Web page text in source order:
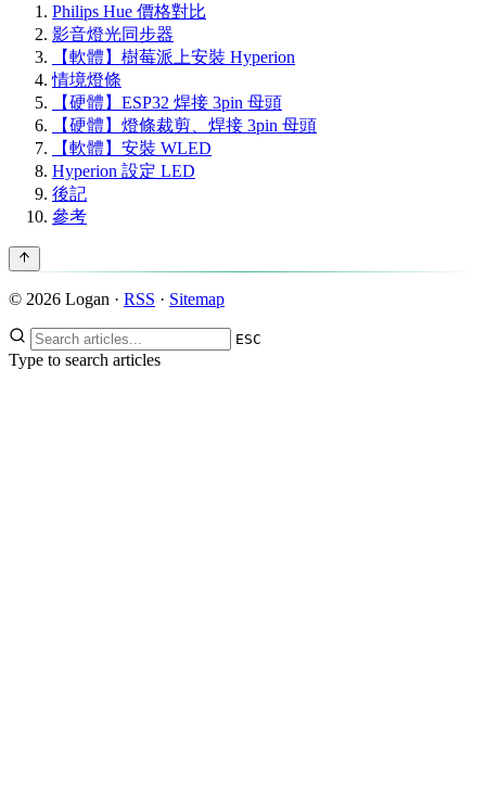
Philips Hue 價格對比
影音燈光同步器
【軟體】樹莓派上安裝 Hyperion
情境燈條
【硬體】ESP32 焊接 3pin 母頭
【硬體】燈條裁剪、焊接 3pin 母頭
【軟體】安裝 WLED
Hyperion 設定 LED
後記
參考
© 2026 Logan · RSS · Sitemap
ESC
Type to search articles